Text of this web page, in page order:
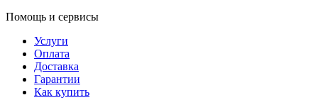
Помощь и сервисы
Услуги
Оплата
Доставка
Гарантии
Как купить